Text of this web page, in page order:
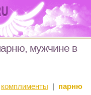
мужчине в
комплименты | парню